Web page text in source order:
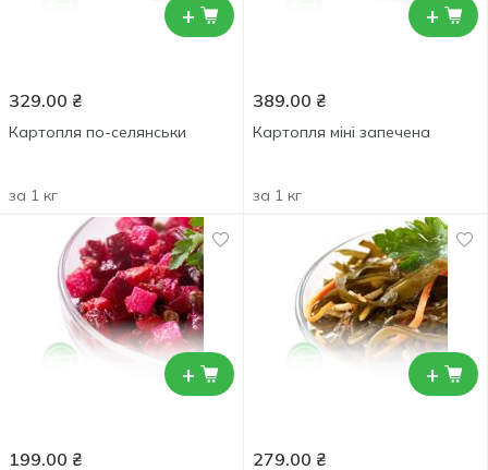
+
329.00 ₴
Картопля по-селянськи
за 1 кг
+
389.00 ₴
Картопля міні запечена
за 1 кг
+
199.00 ₴
+
279.00 ₴